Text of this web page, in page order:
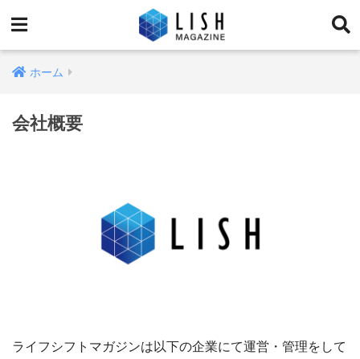
ホーム
会社概要
ライフシフトマガジンは以下の企業にて運営・管理をして